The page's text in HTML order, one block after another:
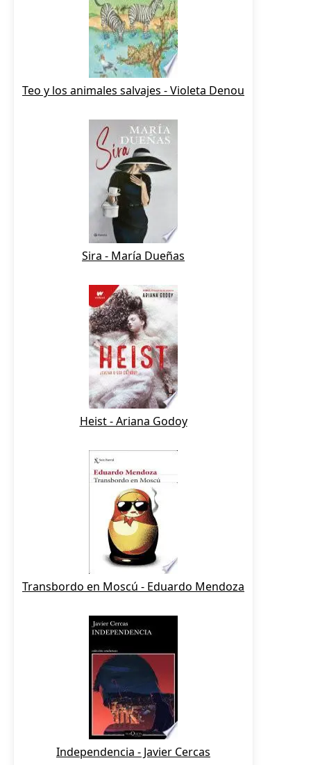
Teo y los animales salvajes - Violeta Denou
Sira - María Dueñas
Heist - Ariana Godoy
Transbordo en Moscú - Eduardo Mendoza
Independencia - Javier Cercas